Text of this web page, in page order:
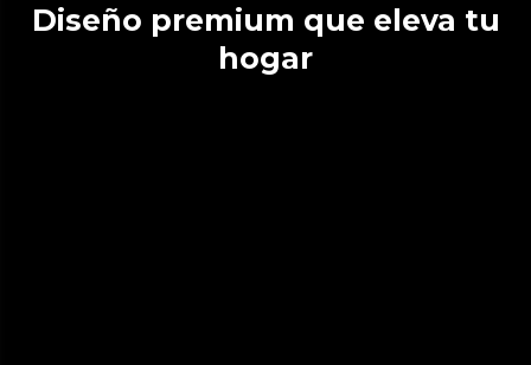
Diseño premium que eleva tu
hogar